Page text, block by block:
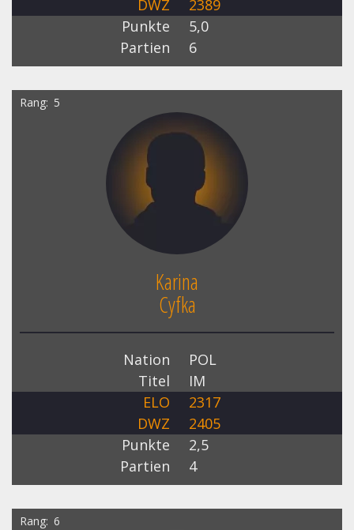
DWZ
2389
Punkte
5,0
Partien
6
Rang 5
Karina
Cyfka
Nation
POL
Titel
IM
ELO
2317
DWZ
2405
Punkte
2,5
Partien
4
Rang 6